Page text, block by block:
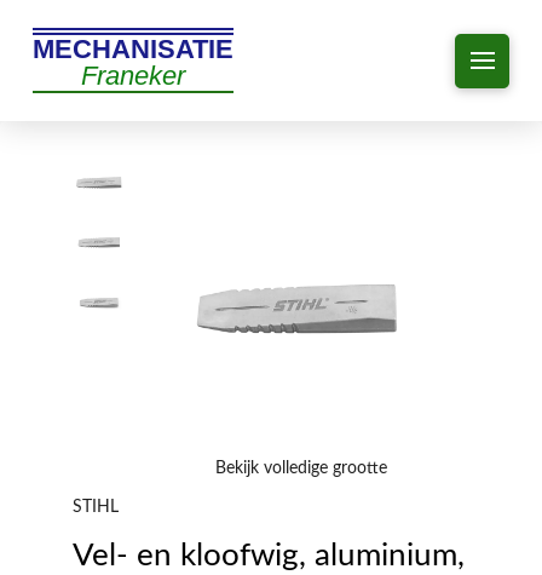
MECHANISATIE
Franeker
Bekijk volledige grootte
STIHL
Vel- en kloofwig, aluminium,